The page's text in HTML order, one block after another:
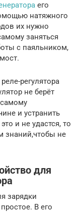
его
натяжного
их нужно
заняться
с паяльником,
регулятора
не берёт
и устранить
и не удастся, то
знаний,чтобы не
для
зарядки
В его